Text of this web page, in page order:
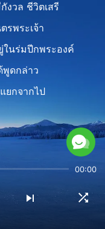
งวล ชีวิตเสรี
รพระเจ้า
นร่มปีกพระองค์
ดกล่าว
ยกจากไป
างมนุษยชาติ
องดูแลผู้คน
00:00